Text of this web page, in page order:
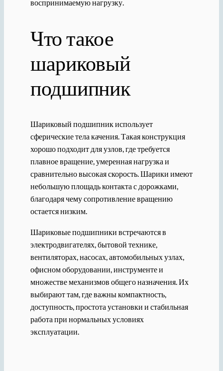
воспринимаемую нагрузку.
Что такое
шариковый
подшипник
Шариковый подшипник использует
сферические тела качения. Такая конструкция
хорошо подходит для узлов, где требуется
плавное вращение, умеренная нагрузка и
сравнительно высокая скорость. Шарики имеют
небольшую площадь контакта с дорожками,
благодаря чему сопротивление вращению
остается низким.
Шариковые подшипники встречаются в
электродвигателях, бытовой технике,
вентиляторах, насосах, автомобильных узлах,
офисном оборудовании, инструменте и
множестве механизмов общего назначения. Их
выбирают там, где важны компактность,
доступность, простота установки и стабильная
работа при нормальных условиях
эксплуатации.